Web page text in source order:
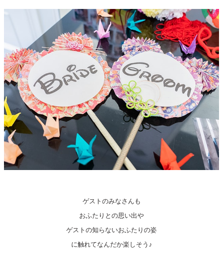
ゲストのみなさんも
おふたりとの思い出や
ゲストの知らないおふたりの姿
に触れてなんだか楽しそう♪